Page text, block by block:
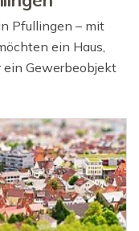
Pfullingen – mit
ein Haus,
ein Gewerbeobjekt